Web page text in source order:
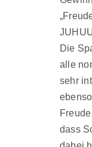
Die
alle
sehr
dass